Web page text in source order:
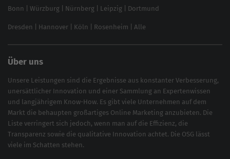
Brand Monitoring 2025
Bonn Würzburg Nürnberg Leipzig Dortmund
Dresden Hannover Köln Rosenheim Alle
Über uns
Unsere Leistungen sind die Ergebnisse aus konstanter Verbesserung,
unersättlicher Innovation und einer Sammlung an Expertenwissen
und langjährigem Know-How. Es gibt viele Unternehmen auf dem
Markt die behaupten großartiges Online Marketing anzubieten. Die
Liste verringert sich jedoch, wenn man auf die Effizienz, die
Transparenz sowie die qualitative Innovation achtet. Die OSG lässt
viele im Schatten stehen.